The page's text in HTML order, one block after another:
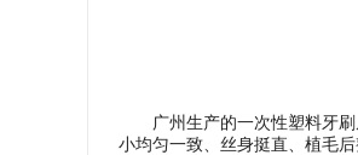
广州生产的一次性塑料牙刷
小均匀一致、丝身挺直、植毛